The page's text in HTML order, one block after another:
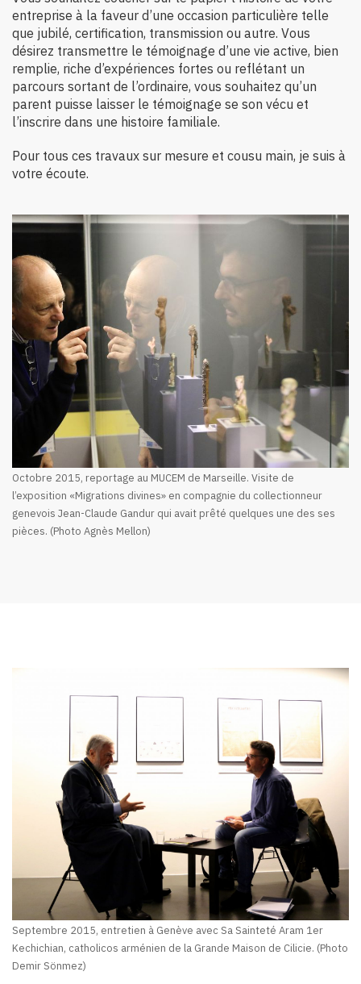
entreprise à la faveur d’une occasion particulière telle
que jubilé, certification, transmission ou autre. Vous
désirez transmettre le témoignage d’une vie active, bien
remplie, riche d’expériences fortes ou reflétant un
parcours sortant de l’ordinaire, vous souhaitez qu’un
parent puisse laisser le témoignage se son vécu et
l’inscrire dans une histoire familiale.
Pour tous ces travaux sur mesure et cousu main, je suis à
votre écoute.
Octobre 2015, reportage au MUCEM de Marseille. Visite de
l’exposition «Migrations divines» en compagnie du collectionneur
genevois Jean-Claude Gandur qui avait prêté quelques une des ses
pièces. (Photo Agnès Mellon)
Septembre 2015, entretien à Genève avec Sa Sainteté Aram 1er
Kechichian, catholicos arménien de la Grande Maison de Cilicie. (Photo
Demir Sönmez)